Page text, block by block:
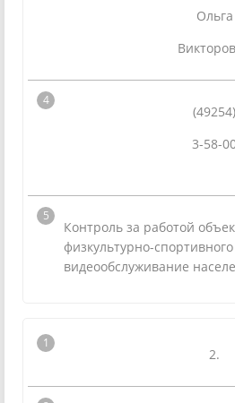
Ольга
(49254)
3-58-
Контроль за работой
физкультурно-
видеообслуживание
2.